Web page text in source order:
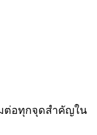
ต่อทุกจุดสำคัญใน